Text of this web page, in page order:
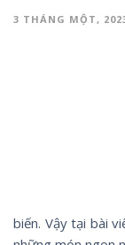
3 THÁNG MỘT,
biến. Vậy tại bài